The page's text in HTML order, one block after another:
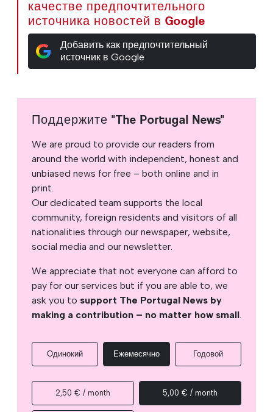
качестве предпочтительного
источника новостей в Google
Добавить как предпочтительный
источник в Google
Поддержите "The Portugal News"
We are proud to provide our readers from
around the world with independent, honest and
unbiased news for free – both online and in
print.
Our dedicated team supports the local
community, foreign residents and visitors of all
nationalities through our newspaper, website,
social media and our newsletter.
We appreciate that not everyone can afford to
pay for our services but if you are able to, we
ask you to support The Portugal News by
making a contribution – no matter how small.
Одинокий Ежемесячно Годовой
2,50 € / month 5,00 € / month